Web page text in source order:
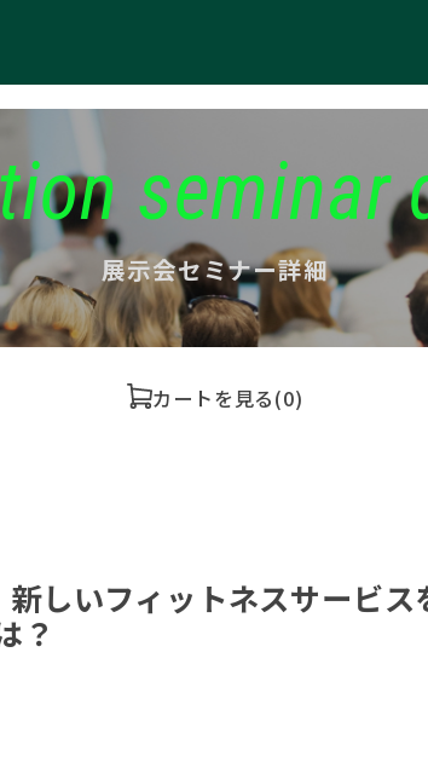
seminar
展示会セミナー詳細
カートを見る(0)
新しいフィットネスサービ
？